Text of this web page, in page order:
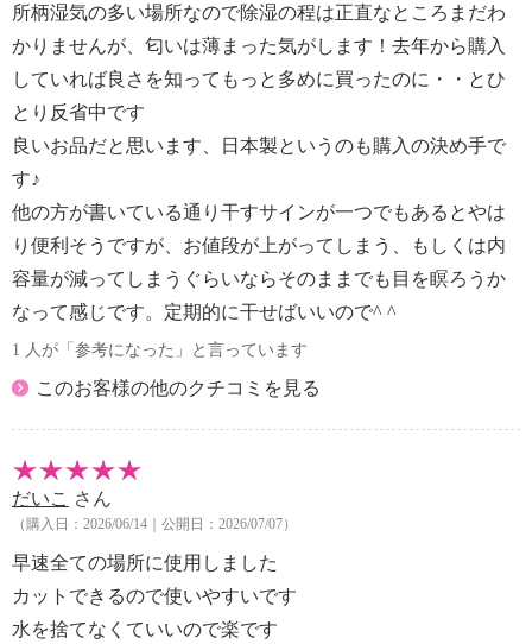
箱・スポーツ用品や革製品の保管 など
【メンテナンス】
※詳細は取扱説明書参照
【使用上の注意】
【同梱書類】
・取扱説明書×２
【保証（有無）、保証期間】
・なし
【原産国（地）】
・日本製
所柄湿気の多い場所なので除湿の程は正直なところまだわ
かりませんが、匂いは薄まった気がします！去年から購入
していれば良さを知ってもっと多めに買ったのに・・とひ
とり反省中です
良いお品だと思います、日本製というのも購入の決め手で
す♪
他の方が書いている通り干すサインが一つでもあるとやは
り便利そうですが、お値段が上がってしまう、もしくは内
容量が減ってしまうぐらいならそのままでも目を瞑ろうか
なって感じです。定期的に干せばいいので^ ^
1 人が「参考になった」と言っています
このお客様の他のクチコミを見る
だいこ さん
（購入日：2026/06/14｜公開日：2026/07/07）
早速全ての場所に使用しました
カットできるので使いやすいです
水を捨てなくていいので楽です